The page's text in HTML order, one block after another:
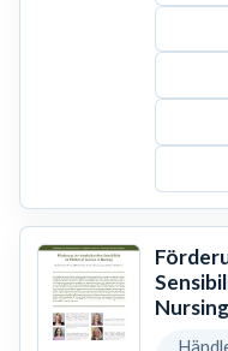
Nursing